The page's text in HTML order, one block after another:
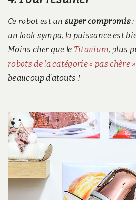
Ce robot est unsuper compromis:
un look sympa, la puissance est
Moins cher que le Titanium, plus
robots de la catégorie « pas chère »
beaucoup d’atouts !